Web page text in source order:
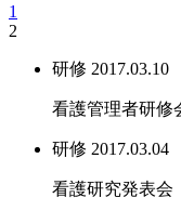
1
2
研修 2017.03.10
看護管理者研修
研修 2017.03.04
看護研究発表会